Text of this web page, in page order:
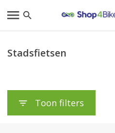
Stadsfietsen
Toon filters